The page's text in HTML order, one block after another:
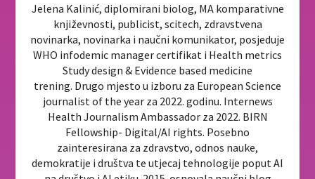
Jelena Kalinić, diplomirani biolog, MA komparativne
književnosti, publicist, scitech, zdravstvena
novinarka, novinarka i naučni komunikator, posjeduje
WHO infodemic manager certifikat i Health metrics
Study design & Evidence based medicine
trening. Drugo mjesto u izboru za European Science
journalist of the year za 2022. godinu. Internews
Health Journalism Ambassador za 2022. BIRN
Fellowship- Digital/AI rights. Posebno
zainteresirana za zdravstvo, odnos nauke,
demokratije i društva te utjecaj tehnologije poput AI